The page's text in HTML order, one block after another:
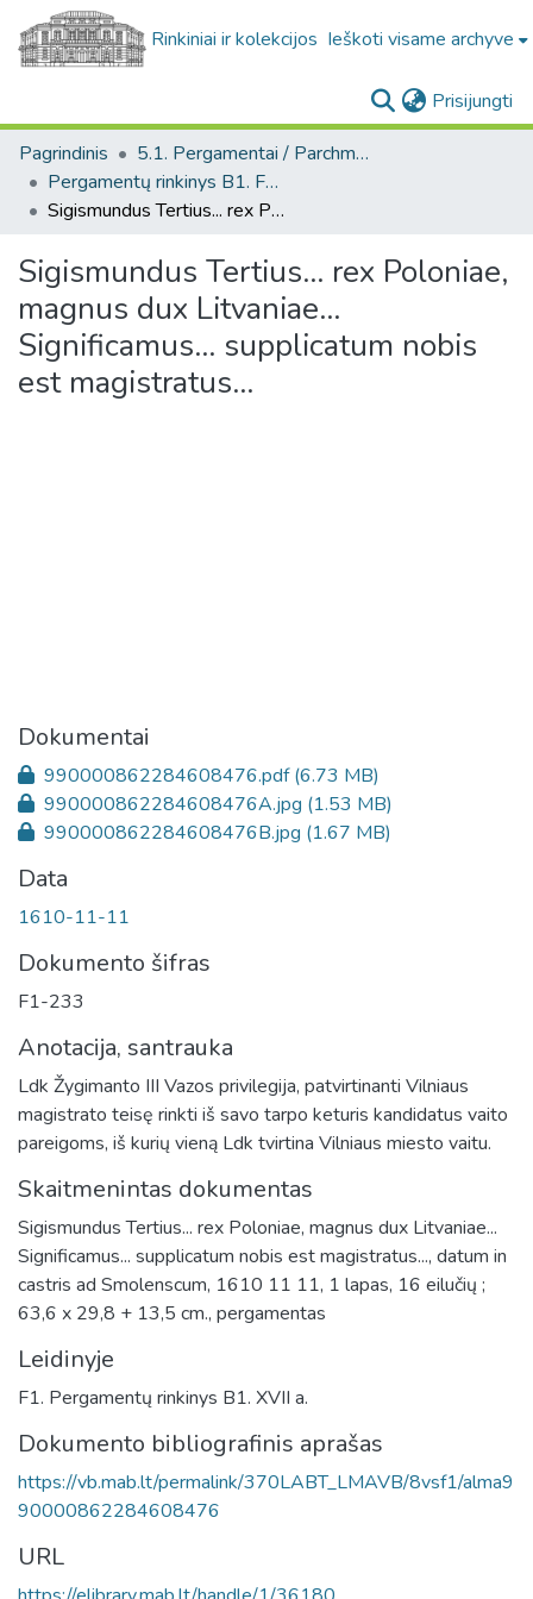
Rinkiniai ir kolekcijos Ieškoti visame archyve
Prisijungti
Pagrindinis
5.1. Pergamentai / Parchments
Pergamentų rinkinys B1. F1 / Parchment collection B1. F1
Sigismundus Tertius... rex Poloniae, magnus dux Litvaniae... Significamus... supplicatum nobis est magistratus...
Sigismundus Tertius... rex Poloniae,
magnus dux Litvaniae...
Significamus... supplicatum nobis
est magistratus...
Dokumentai
990000862284608476.pdf(6.73 MB)
990000862284608476A.jpg (1.53 MB)
990000862284608476B.jpg (1.67 MB)
Data
1610-11-11
Dokumento šifras
F1-233
Anotacija, santrauka
Ldk Žygimanto III Vazos privilegija, patvirtinanti Vilniaus
magistrato teisę rinkti iš savo tarpo keturis kandidatus vaito
pareigoms, iš kurių vieną Ldk tvirtina Vilniaus miesto vaitu.
Skaitmenintas dokumentas
Sigismundus Tertius... rex Poloniae, magnus dux Litvaniae...
Significamus... supplicatum nobis est magistratus..., datum in
castris ad Smolenscum, 1610 11 11, 1 lapas, 16 eilučių ;
63,6 x 29,8 + 13,5 cm., pergamentas
Leidinyje
F1. Pergamentų rinkinys B1. XVII a.
Dokumento bibliografinis aprašas
https://vb.mab.lt/permalink/370LABT_LMAVB/8vsf1/alma9
90000862284608476
URL